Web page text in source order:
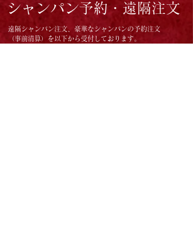
シャンパン予約・遠隔注文
遠隔シャンパン注文、豪華なシャンパンの予約注文
（事前清算）を以下から受付しております。